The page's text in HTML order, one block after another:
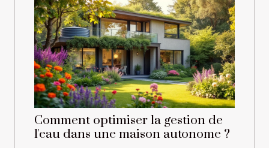
Comment optimiser la gestion de
l'eau dans une maison autonome ?